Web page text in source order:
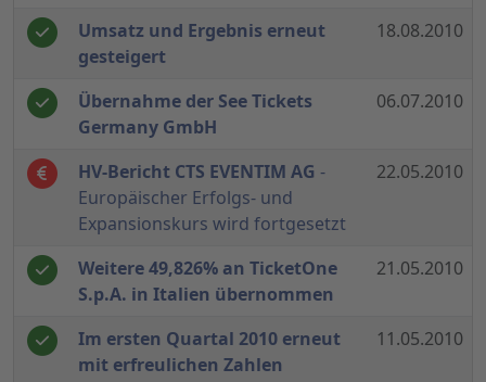
Umsatz und Ergebnis erneut
gesteigert
18.08.2010
Übernahme der See Tickets
Germany GmbH
06.07.2010
HV-Bericht CTS EVENTIM AG -
Europäischer Erfolgs- und
Expansionskurs wird fortgesetzt
22.05.2010
Weitere 49,826% an TicketOne
S.p.A. in Italien übernommen
21.05.2010
Im ersten Quartal 2010 erneut
mit erfreulichen Zahlen
11.05.2010